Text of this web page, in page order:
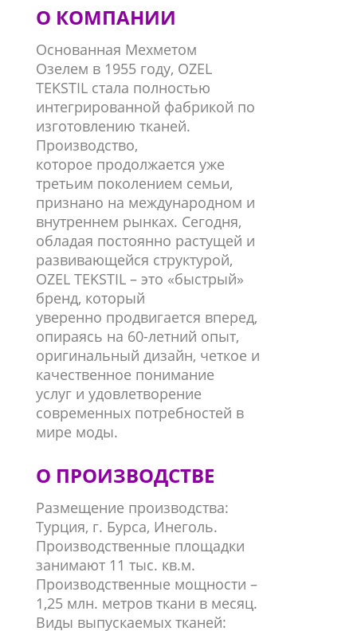
О КОМПАНИИ
Основанная Мехметом
Озелем в 1955 году, OZEL
TEKSTIL стала полностью
интегрированной фабрикой по
изготовлению тканей.
Производство,
которое продолжается уже
третьим поколением семьи,
признано на международном и
внутреннем рынках. Сегодня,
обладая постоянно растущей и
развивающейся структурой,
OZEL TEKSTIL – это «быстрый»
бренд, который
уверенно продвигается вперед,
опираясь на 60-летний опыт,
оригинальный дизайн, четкое и
качественное понимание
услуг и удовлетворение
современных потребностей в
мире моды.
О ПРОИЗВОДСТВЕ
Размещение производства:
Турция, г. Бурса, Инеголь.
Производственные площадки
занимают 11 тыс. кв.м.
Производственные мощности –
1,25 млн. метров ткани в месяц.
Виды выпускаемых тканей: